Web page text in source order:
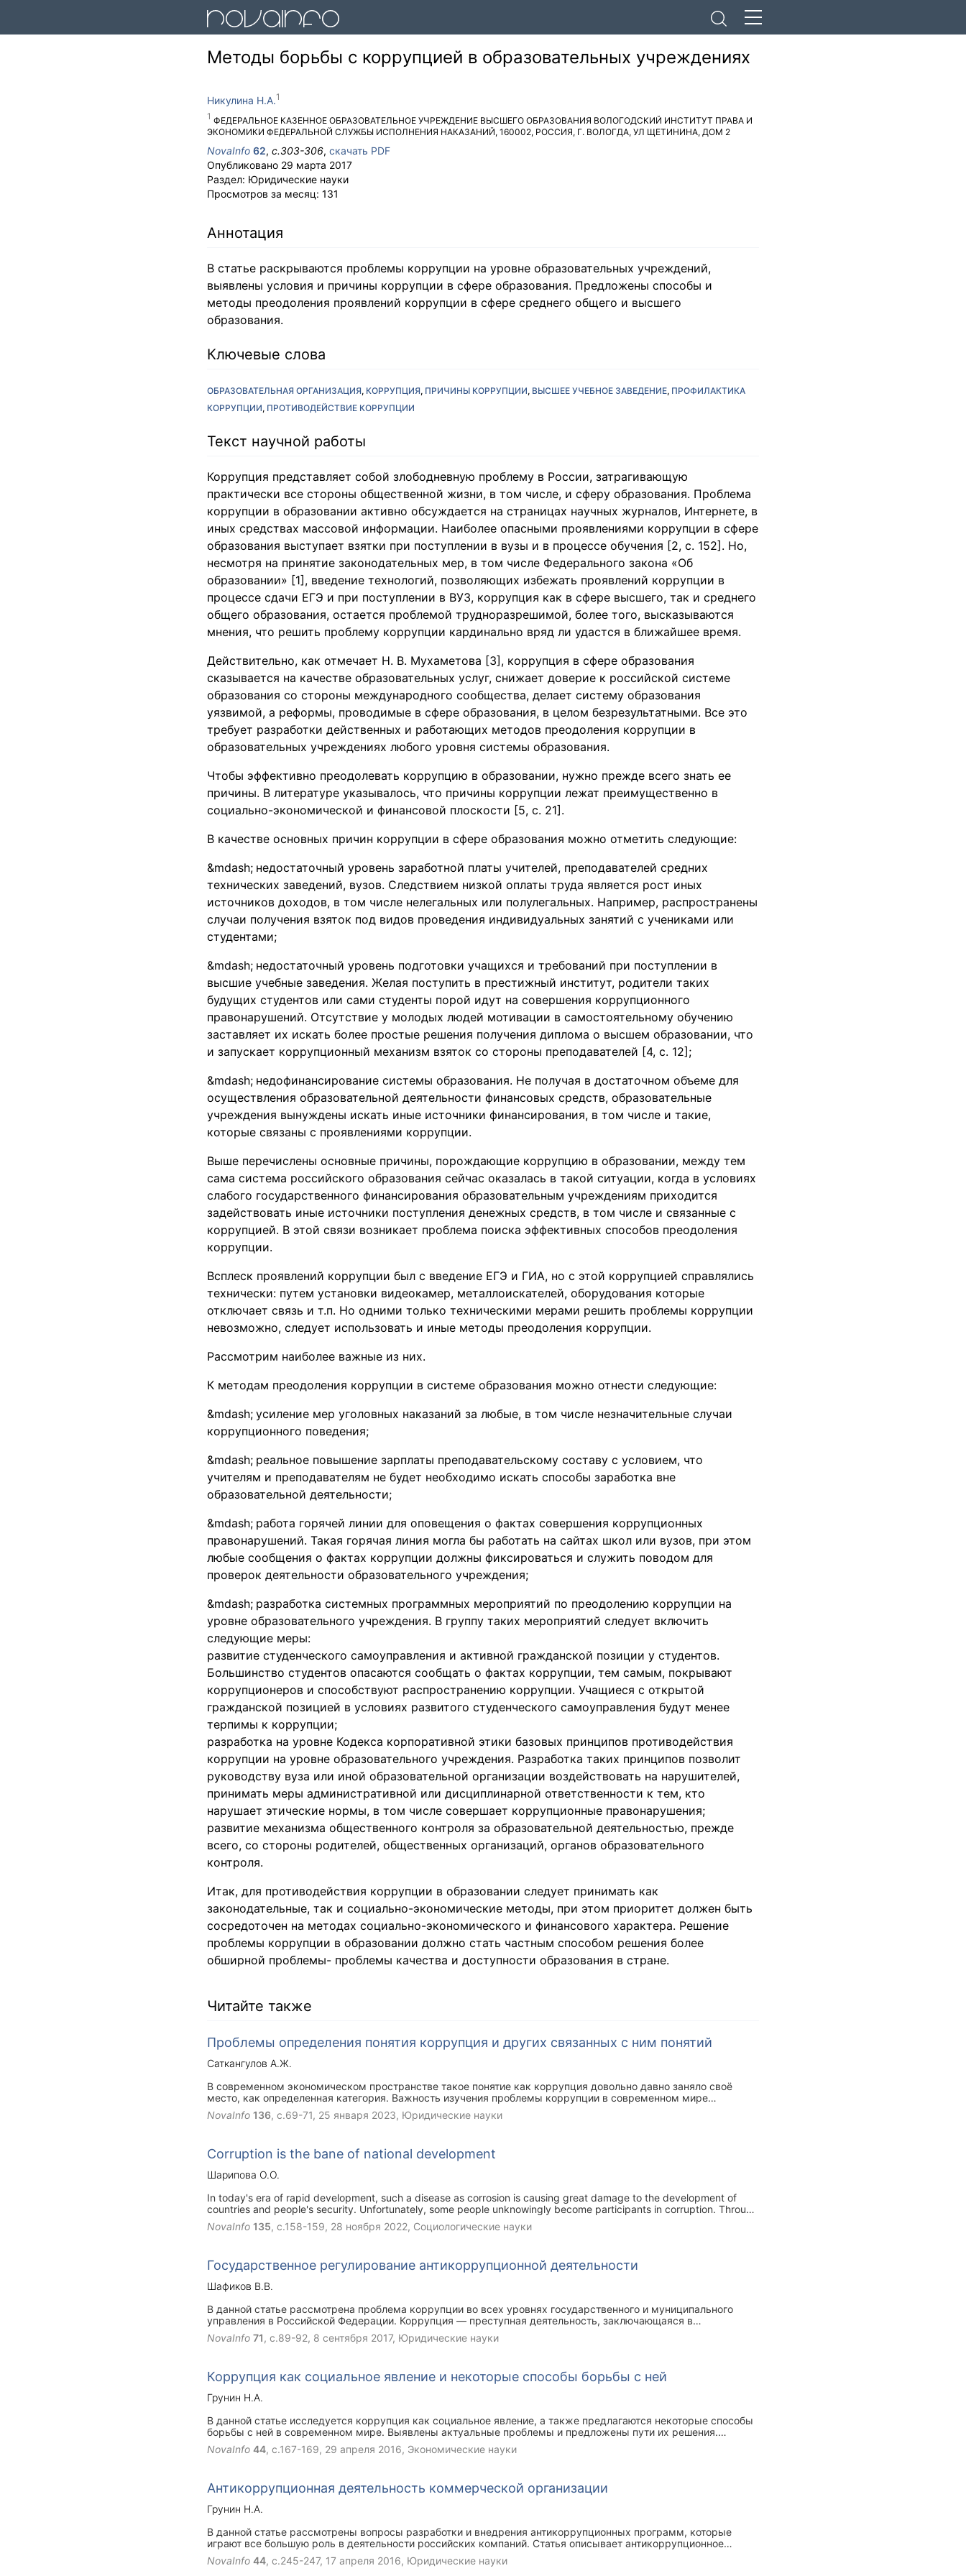
Методы борьбы с коррупцией в образовательных учреждениях
Никулина Н.А.
ФЕДЕРАЛЬНОЕ КАЗЕННОЕ ОБРАЗОВАТЕЛЬНОЕ УЧРЕЖДЕНИЕ ВЫСШЕГО ОБРАЗОВАНИЯ ВОЛОГОДСКИЙ ИНСТИТУТ ПРАВА И
ЭКОНОМИКИ ФЕДЕРАЛЬНОЙ СЛУЖБЫ ИСПОЛНЕНИЯ НАКАЗАНИЙ, 160002, РОССИЯ, Г. ВОЛОГДА, УЛ ЩЕТИНИНА, ДОМ 2
NovaInfo 62, с.303-306, скачать PDF
Опубликовано 29 марта 2017
Раздел: Юридические науки
Просмотров за месяц: 131
Аннотация
В статье раскрываются проблемы коррупции на уровне образовательных учреждений,
выявлены условия и причины коррупции в сфере образования. Предложены способы и
методы преодоления проявлений коррупции в сфере среднего общего и высшего
образования.
Ключевые слова
ОБРАЗОВАТЕЛЬНАЯ ОРГАНИЗАЦИЯ КОРРУПЦИЯ ПРИЧИНЫ КОРРУПЦИИ ВЫСШЕЕ УЧЕБНОЕ ЗАВЕДЕНИЕ ПРОФИЛАКТИКА
КОРРУПЦИИ ПРОТИВОДЕЙСТВИЕ КОРРУПЦИИ
Текст научной работы
Коррупция представляет собой злободневную проблему в России, затрагивающую
практически все стороны общественной жизни, в том числе, и сферу образования. Проблема
коррупции в образовании активно обсуждается на страницах научных журналов, Интернете, в
иных средствах массовой информации. Наиболее опасными проявлениями коррупции в сфере
образования выступает взятки при поступлении в вузы и в процессе обучения [2, с. 152]. Но,
несмотря на принятие законодательных мер, в том числе Федерального закона «Об
образовании» [1], введение технологий, позволяющих избежать проявлений коррупции в
процессе сдачи ЕГЭ и при поступлении в ВУЗ, коррупция как в сфере высшего, так и среднего
общего образования, остается проблемой трудноразрешимой, более того, высказываются
мнения, что решить проблему коррупции кардинально вряд ли удастся в ближайшее время.
Действительно, как отмечает Н. В. Мухаметова [3], коррупция в сфере образования
сказывается на качестве образовательных услуг, снижает доверие к российской системе
образования со стороны международного сообщества, делает систему образования
уязвимой, а реформы, проводимые в сфере образования, в целом безрезультатными. Все это
требует разработки действенных и работающих методов преодоления коррупции в
образовательных учреждениях любого уровня системы образования.
Чтобы эффективно преодолевать коррупцию в образовании, нужно прежде всего знать ее
причины. В литературе указывалось, что причины коррупции лежат преимущественно в
социально-экономической и финансовой плоскости [5, с. 21].
В качестве основных причин коррупции в сфере образования можно отметить следующие:
недостаточный уровень заработной платы учителей, преподавателей средних
технических заведений, вузов. Cледствием низкой оплаты труда является рост иных
источников доходов, в том числе нелегальных или полулегальных. Например, распространены
случаи получения взяток под видов проведения индивидуальных занятий с учениками или
студентами;
недостаточный уровень подготовки учащихся и требований при поступлении в
высшие учебные заведения. Желая поступить в престижный институт, родители таких
будущих студентов или сами студенты порой идут на совершения коррупционного
правонарушений. Отсутствие у молодых людей мотивации в самостоятельному обучению
заставляет их искать более простые решения получения диплома о высшем образовании, что
и запускает коррупционный механизм взяток со стороны преподавателей [4, с. 12];
недофинансирование системы образования. Не получая в достаточном объеме для
осуществления образовательной деятельности финансовых средств, образовательные
учреждения вынуждены искать иные источники финансирования, в том числе и такие,
которые связаны с проявлениями коррупции.
Выше перечислены основные причины, порождающие коррупцию в образовании, между тем
сама система российского образования сейчас оказалась в такой ситуации, когда в условиях
слабого государственного финансирования образовательным учреждениям приходится
задействовать иные источники поступления денежных средств, в том числе и связанные с
коррупцией. В этой связи возникает проблема поиска эффективных способов преодоления
коррупции.
Всплеск проявлений коррупции был с введение ЕГЭ и ГИА, но с этой коррупцией справлялись
технически: путем установки видеокамер, металлоискателей, оборудования которые
отключает связь и т.п. Но одними только техническими мерами решить проблемы коррупции
невозможно, следует использовать и иные методы преодоления коррупции.
Рассмотрим наиболее важные из них.
К методам преодоления коррупции в системе образования можно отнести следующие:
усиление мер уголовных наказаний за любые, в том числе незначительные случаи
коррупционного поведения;
реальное повышение зарплаты преподавательскому составу с условием, что
учителям и преподавателям не будет необходимо искать способы заработка вне
образовательной деятельности;
работа горячей линии для оповещения о фактах совершения коррупционных
правонарушений. Такая горячая линия могла бы работать на сайтах школ или вузов, при этом
любые сообщения о фактах коррупции должны фиксироваться и служить поводом для
проверок деятельности образовательного учреждения;
разработка системных программных мероприятий по преодолению коррупции на
уровне образовательного учреждения. В группу таких мероприятий следует включить
следующие меры:
развитие студенческого самоуправления и активной гражданской позиции у студентов.
Большинство студентов опасаются сообщать о фактах коррупции, тем самым, покрывают
коррупционеров и способствуют распространению коррупции. Учащиеся с открытой
гражданской позицией в условиях развитого студенческого самоуправления будут менее
терпимы к коррупции;
разработка на уровне Кодекса корпоративной этики базовых принципов противодействия
коррупции на уровне образовательного учреждения. Разработка таких принципов позволит
руководству вуза или иной образовательной организации воздействовать на нарушителей,
принимать меры административной или дисциплинарной ответственности к тем, кто
нарушает этические нормы, в том числе совершает коррупционные правонарушения;
развитие механизма общественного контроля за образовательной деятельностью, прежде
всего, со стороны родителей, общественных организаций, органов образовательного
контроля.
Итак, для противодействия коррупции в образовании следует принимать как
законодательные, так и социально-экономические методы, при этом приоритет должен быть
сосредоточен на методах социально-экономического и финансового характера. Решение
проблемы коррупции в образовании должно стать частным способом решения более
обширной проблемы- проблемы качества и доступности образования в стране.
Читайте также
Проблемы определения понятия коррупция и других связанных с ним понятий
Саткангулов А.Ж.
В современном экономическом пространстве такое понятие как коррупция довольно давно заняло своё
место, как определенная категория. Важность изучения проблемы коррупции в современном мире
выражается в том, что данное явление наряду с другими противоречивыми явлениями в различных сферах
жизни человечества превратилось в негативную составляющую структуры общества. В современном
NovaInfo 136, с.69-71, 25 января 2023, Юридические науки
Corruption is the bane of national development
Шарипова О.О.
In today's era of rapid development, such a disease as corrosion is causing great damage to the development of
countries and people's security. Unfortunately, some people unknowingly become participants in corruption. Through
this article, the attitude of the youth against such a terrible evil as corruption is studied and analyzed. The article was
written through a survey of young people and other surveys of some scientists.
NovaInfo 135, с.158-159, 28 ноября 2022, Социологические науки
Государственное регулирование антикоррупционной деятельности
Шафиков В.В.
В данной статье рассмотрена проблема коррупции во всех уровнях государственного и муниципального
управления в Российской Федерации. Коррупция — преступная деятельность, заключающаяся в
использовании должностными лицами доверенных им прав и властных возможностей в целях личного
обогащения. Для решения данной проблемы вырабатывается большое количество решений, но к сожалению
NovaInfo 71 , с.89-92, 8 сентября 2017, Юридические науки
Коррупция как социальное явление и некоторые способы борьбы с ней
Грунин Н.А.
В данной статье исследуется коррупция как социальное явление, а также предлагаются некоторые способы
борьбы с ней в современном мире. Выявлены актуальные проблемы и предложены пути их решения.
Рассмотрен ФЗ №273 "О противодействии коррупции".Всероссийский центр изучения общественного мнения
(ВЦИОМ) представляет данные о том, какие события и процессы в стране вызывают у россиян наибольшую
NovaInfo 44, с.167-169, 29 апреля 2016, Экономические науки
Антикоррупционная деятельность коммерческой организации
Грунин Н.А.
В данной статье рассмотрены вопросы разработки и внедрения антикоррупционных программ, которые
играют все большую роль в деятельности российских компаний. Статья описывает антикоррупционное
законодательство России, а также шаги предпринимаемые российскими компаниями для построения
адекватных систем обеспечения соответствия законодательным требованиям.
NovaInfo 44, с.245-247, 17 апреля 2016, Юридические науки